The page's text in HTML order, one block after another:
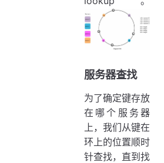
服务器查找
为了确定键存放
在哪个服务器
上，我们从键在
环上的位置顺时
针查找，直到找